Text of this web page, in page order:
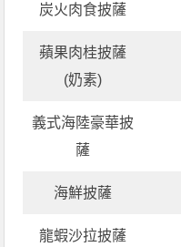
炭火肉食披薩
蘋果肉桂披薩
(奶素)
義式海陸豪華披
薩
海鮮披薩
龍蝦沙拉披薩